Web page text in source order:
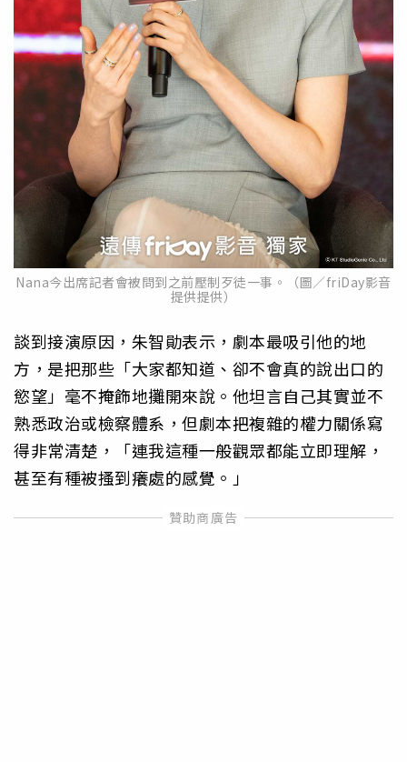
Nana今出席記者會被問到之前壓制歹徒一事。（圖／friDay影音
提供提供）
談到接演原因，朱智勛表示，劇本最吸引他的地
方，是把那些「大家都知道、卻不會真的說出口的
慾望」毫不掩飾地攤開來說。他坦言自己其實並不
熟悉政治或檢察體系，但劇本把複雜的權力關係寫
得非常清楚，「連我這種一般觀眾都能立即理解，
甚至有種被搔到癢處的感覺。」